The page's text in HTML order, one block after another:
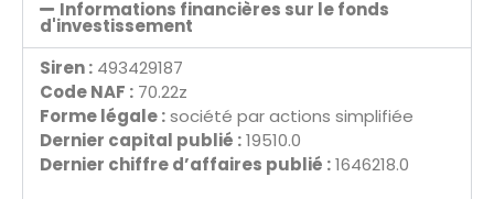
Informations financières sur le fonds
d'investissement
Siren : 493429187
Code NAF : 70.22z
Forme légale :société par actions simplifiée
Dernier capital publié :19510.0
Dernier chiffre d’affaires publié :1646218.0